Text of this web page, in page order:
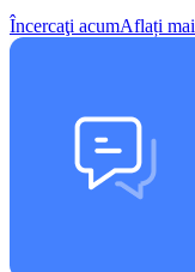
Încercaţi acumAflați